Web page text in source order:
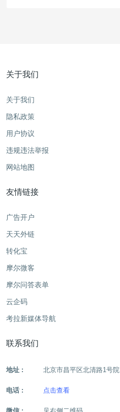
关于我们
关于我们
隐私政策
用户协议
违规违法举报
网站地图
友情链接
广告开户
天天外链
转化宝
摩尔微客
摩尔问答表单
云企码
考拉新媒体导航
联系我们
地址 : 北京市昌平区北清路1号院
电话 : 点击查看